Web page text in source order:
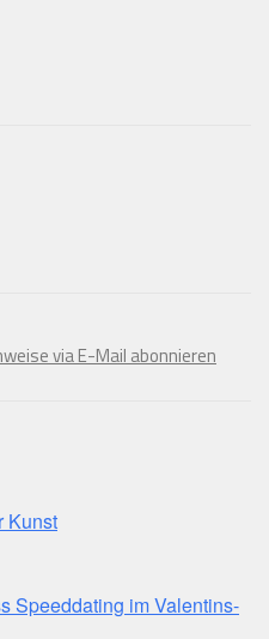
via E-Mail abonnieren
Kunst
Speeddating im Valentins-